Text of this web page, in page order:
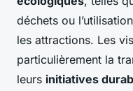
déchets ou
les attractions. Les
particulièrement la
leurs initiatives